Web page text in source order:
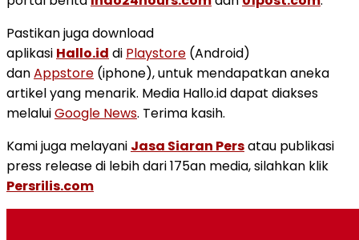
Pastikan juga download
aplikasi Hallo.id di Playstore (Android)
danAppstore (iphone), untuk mendapatkan aneka
artikel yang menarik. Media Hallo.id dapat diakses
melaluiGoogle News. Terima kasih.
Kami juga melayani Jasa Siaran Persatau publikasi
press release di lebih dari 175an media, silahkan klik
Persrilis.com